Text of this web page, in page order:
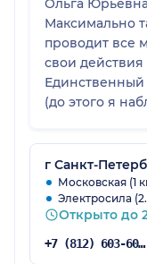
Ольга
Максимально
проводит все
свои действия
Единственный
(до этого я
Провели
беременности. В беременность не
никаких проблем.
вернусь!
г Санкт-
Московская (1
Электросила
Открыто до
+7 (812) 603-60-42